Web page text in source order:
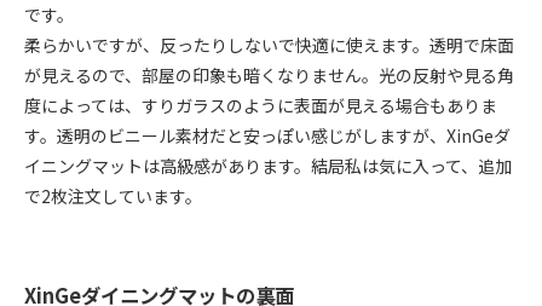
です。
柔らかいですが、反ったりしないで快適に使えます。透明で床面
が見えるので、部屋の印象も暗くなりません。光の反射や見る角
度によっては、すりガラスのように表面が見える場合もありま
す。透明のビニール素材だと安っぽい感じがしますが、XinGeダ
イニングマットは高級感があります。結局私は気に入って、追加
で2枚注文しています。
XinGeダイニングマットの裏面